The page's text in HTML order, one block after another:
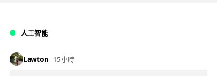
人工智能
Lawton 15 小時